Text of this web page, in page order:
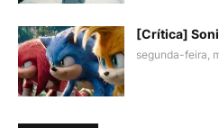
[Crítica]
segunda-feira,